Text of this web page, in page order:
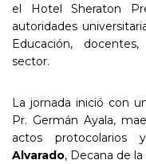
el Hotel Sheraton
autoridades
Educación,
sector.
La jornada inició con
Pr. Germán Ayala,
actos protocolarios
Alvarado, Decana de